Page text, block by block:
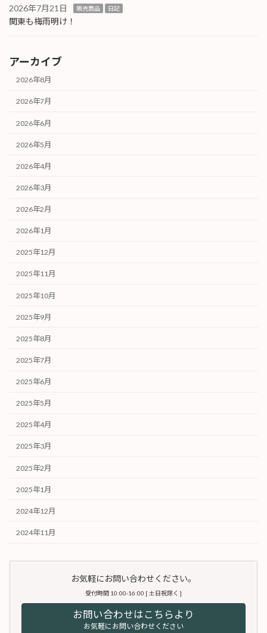
2026年7月21日 販売商品 日記
関東も梅雨明け！
アーカイブ
2026年8月
2026年7月
2026年6月
2026年5月
2026年4月
2026年3月
2026年2月
2026年1月
2025年12月
2025年11月
2025年10月
2025年9月
2025年8月
2025年7月
2025年6月
2025年5月
2025年4月
2025年3月
2025年2月
2025年1月
2024年12月
2024年11月
お気軽にお問い合わせください。
受付時間 10:00-16:00 [ 土日祝除く ]
お問い合わせはこちらより
お気軽にお問い合わせください